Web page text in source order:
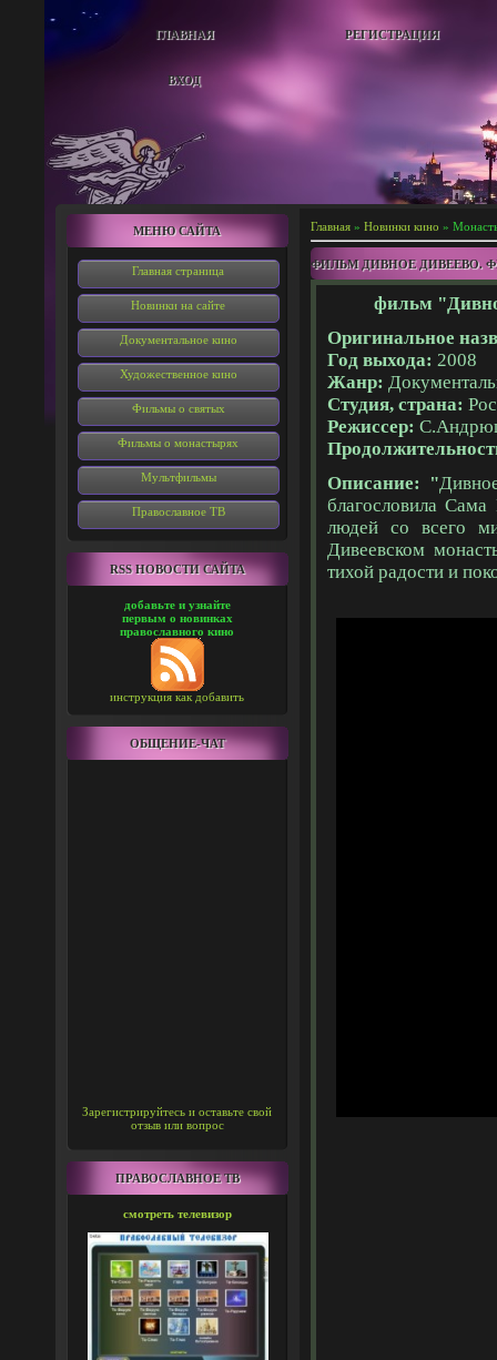
ГЛАВНАЯ РЕГИСТРАЦИЯ
ВХОД
МЕНЮ САЙТА
Главная страница
Новинки на сайте
Документальное кино
Художественное кино
Фильмы о святых
Фильмы о монастырях
Мультфильмы
Православное ТВ
RSS НОВОСТИ САЙТА
добавьте и узнайте
первым о новинках
православного кино
инструкция как добавить
ОБЩЕНИЕ-ЧАТ
Зарегистрируйтесь и оставьте свой
отзыв или вопрос
ПРАВОСЛАВНОЕ ТВ
смотреть телевизор
Главная » Новинки кино »
ФИЛЬМ ДИВНОЕ ДИВЕЕВО.
фильм
Оригинальное
Год выхода: 2008
Жанр:
Студия, страна:
Режиссер:
Описание: "
благословила
людей со всего
Дивеевском
тихой радости и